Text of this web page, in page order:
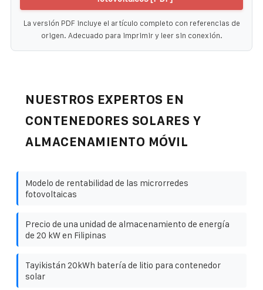
La versión PDF incluye el artículo completo con referencias de
origen. Adecuado para imprimir y leer sin conexión.
NUESTROS EXPERTOS EN
CONTENEDORES SOLARES Y
ALMACENAMIENTO MÓVIL
Modelo de rentabilidad de las microrredes
fotovoltaicas
Precio de una unidad de almacenamiento de energía
de 20 kW en Filipinas
Tayikistán 20kWh batería de litio para contenedor
solar